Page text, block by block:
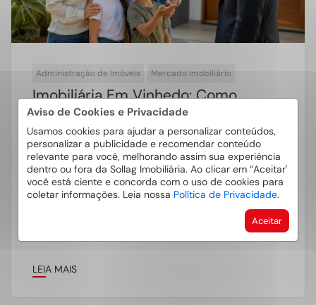
Aviso de Cookies e Privacidade
Usamos cookies para ajudar a personalizar conteúdos,
personalizar a publicidade e recomendar conteúdo
relevante para você, melhorando assim sua experiência
dentro ou fora da Sollag Imobiliária. Ao clicar em “Aceitar'
você está ciente e concorda com o uso de cookies para
coletar informações. Leia nossa Política de Privacidade.
Aceitar
Administração de Imóveis Mercado Imobiliário
Imobiliária Em Vinhedo: Como
Escolher Com Segurança
Escolher uma imobiliária em Vinhedo é uma
decisão importante para quem deseja comprar,
vender ou alugar com mais segurança. Afinal, […]
LEIA MAIS